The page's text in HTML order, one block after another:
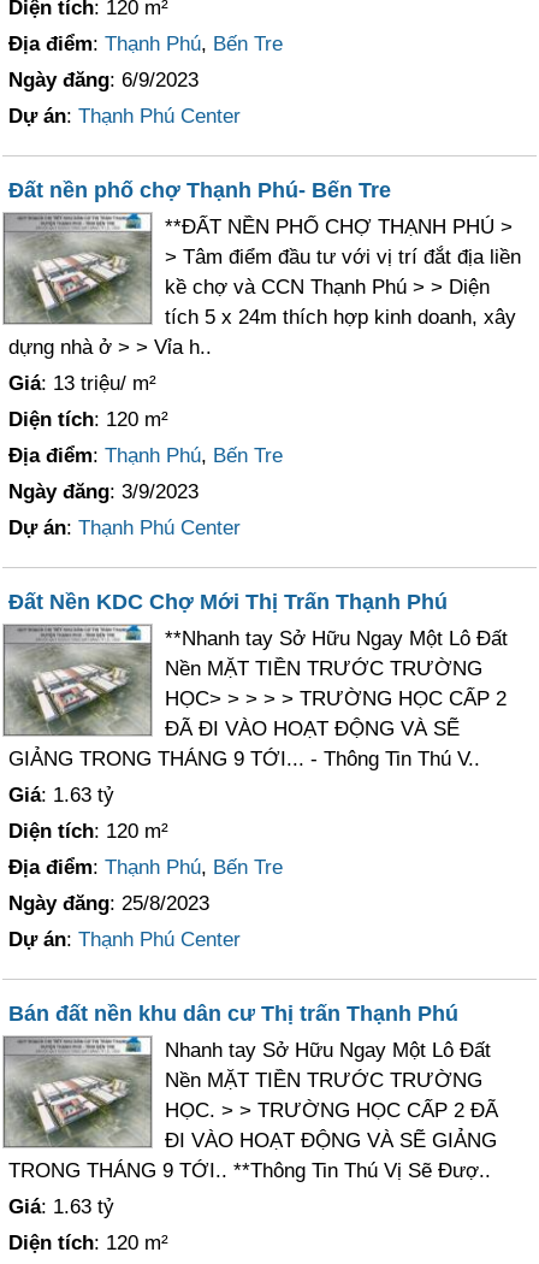
Diện tích: 120 m²
Địa điểm:Thạnh Phú, Bến Tre
Ngày đăng: 6/9/2023
Dự án:Thạnh Phú Center
Đất nền phố chợ Thạnh Phú- Bến Tre
**ĐẤT NỀN PHỐ CHỢ THẠNH PHÚ >
> Tâm điểm đầu tư với vị trí đắt địa liền
kề chợ và CCN Thạnh Phú > > Diện
tích 5 x 24m thích hợp kinh doanh, xây
dựng nhà ở > > Vỉa h..
Giá: 13 triệu/ m²
Diện tích: 120 m²
Địa điểm:Thạnh Phú, Bến Tre
Ngày đăng: 3/9/2023
Dự án:Thạnh Phú Center
Đất Nền KDC Chợ Mới Thị Trấn Thạnh Phú
**Nhanh tay Sở Hữu Ngay Một Lô Đất
Nền MẶT TIỀN TRƯỚC TRƯỜNG
HỌC> > > > > TRƯỜNG HỌC CẤP 2
ĐÃ ĐI VÀO HOẠT ĐỘNG VÀ SẼ
GIẢNG TRONG THÁNG 9 TỚI... - Thông Tin Thú V..
Giá: 1.63 tỷ
Diện tích: 120 m²
Địa điểm:Thạnh Phú, Bến Tre
Ngày đăng: 25/8/2023
Dự án:Thạnh Phú Center
Bán đất nền khu dân cư Thị trấn Thạnh Phú
Nhanh tay Sở Hữu Ngay Một Lô Đất
Nền MẶT TIỀN TRƯỚC TRƯỜNG
HỌC. > > TRƯỜNG HỌC CẤP 2 ĐÃ
ĐI VÀO HOẠT ĐỘNG VÀ SẼ GIẢNG
TRONG THÁNG 9 TỚI.. **Thông Tin Thú Vị Sẽ Đượ..
Giá: 1.63 tỷ
Diện tích: 120 m²